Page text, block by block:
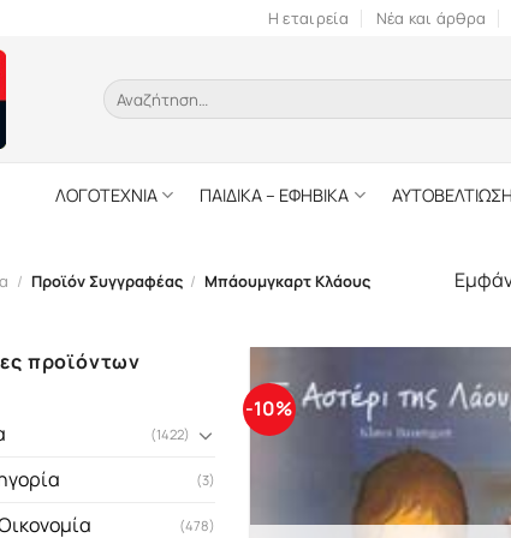
Η εταιρεία Νέα και άρθρα
Αναζήτηση
για:
ΛΟΓΟΤΕΧΝΙΑ ΠΑΙΔΙΚΑ – ΕΦΗΒΙΚΑ
/ Προϊόν Συγγραφέας / Μπάουμγκαρτ Κλάους
προϊόντων
(1422)
(3)
(478)
-10%